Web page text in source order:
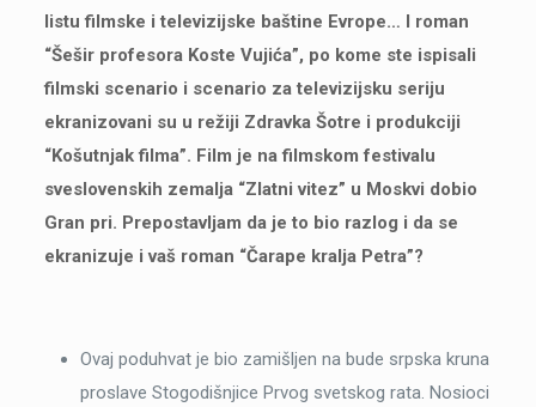
listu filmske i televizijske baštine Evrope… I roman
“Šešir profesora Koste Vujića”, po kome ste ispisali
filmski scenario i scenario za televizijsku seriju
ekranizovani su u režiji Zdravka Šotre i produkciji
“Košutnjak filma”. Film je na filmskom festivalu
sveslovenskih zemalja “Zlatni vitez” u Moskvi dobio
Gran pri. Prepostavljam da je to bio razlog i da se
ekranizuje i vaš roman “Čarape kralja Petra”?
Ovaj poduhvat je bio zamišljen na bude srpska kruna
proslave Stogodišnjice Prvog svetskog rata. Nosioci